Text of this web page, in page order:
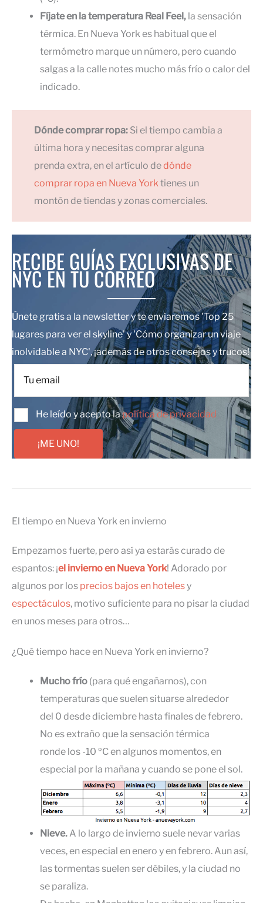
Fíjate en la temperatura Real Feel, la sensación
térmica. En Nueva York es habitual que el
termómetro marque un número, pero cuando
salgas a la calle notes mucho más frío o calor del
indicado.
Dónde comprar ropa: Si el tiempo cambia a
última hora y necesitas comprar alguna
prenda extra, en el artículo dedónde
comprar ropa en Nueva Yorktienes un
montón de tiendas y zonas comerciales.
RECIBE GUÍAS EXCLUSIVAS DE
NYC EN TU CORREO
Únete gratis a la newsletter y te enviaremos 'Top 25
lugares para ver el skyline' y 'Cómo organizar un viaje
inolvidable a NYC', ¡además de otros consejos y trucos!
He leído y acepto lapolítica de privacidad
¡ME UNO!
El tiempo en Nueva York en invierno
Empezamos fuerte, pero así ya estarás curado de
espantos: ¡el invierno en Nueva York! Adorado por
algunos por los precios bajos en hotelesy
espectáculos, motivo suficiente para no pisar la ciudad
en unos meses para otros…
¿Qué tiempo hace en Nueva York en invierno?
Mucho frío (para qué engañarnos), con
temperaturas que suelen situarse alrededor
del 0 desde diciembre hasta finales de febrero.
No es extraño que la sensación térmica
ronde los -10 ºC en algunos momentos, en
especial por la mañana y cuando se pone el sol.
Nieve. A lo largo de invierno suele nevar varias
veces, en especial en enero y en febrero. Aun así,
las tormentas suelen ser débiles, y la ciudad no
se paraliza.